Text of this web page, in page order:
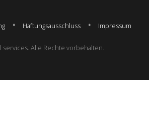
Haftungsausschluss Impressum
services. Alle Rechte vorbehalten.